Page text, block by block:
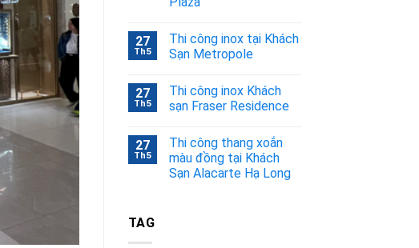
27
Th5
Thi công inox tại Khách
Sạn Metropole
27
Th5
Thi công inox Khách
sạn Fraser Residence
27
Th5
Thi công thang xoắn
màu đồng tại Khách
Sạn Alacarte Hạ Long
TAG